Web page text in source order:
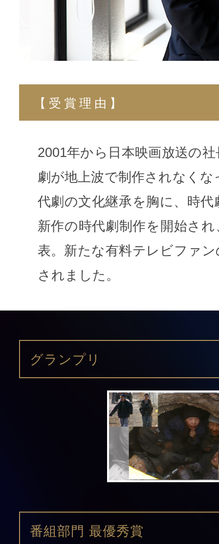
【受賞理由】
2001年から日本映画放送の
劇が地上波で制作されなく
代劇の文化継承を胸に、時
新作の時代劇制作を開始さ
表。新たな有料テレビファ
されました。
グランプリ
番組部門 最優秀賞